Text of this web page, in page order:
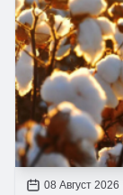
08 Август 2026